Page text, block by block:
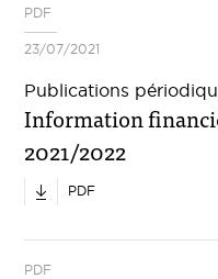
PDF
23/07/2021
Publications
Information
2021/2022
PDF
PDF